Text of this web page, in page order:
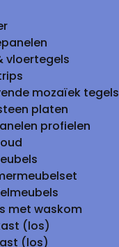
vloertegels
mozaïek tegels
platen
profielen
met waskom
(los)
(los)